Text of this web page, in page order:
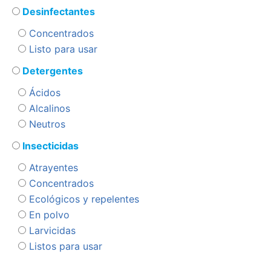
Desinfectantes
Concentrados
Listo para usar
Detergentes
Ácidos
Alcalinos
Neutros
Insecticidas
Atrayentes
Concentrados
Ecológicos y repelentes
En polvo
Larvicidas
Listos para usar